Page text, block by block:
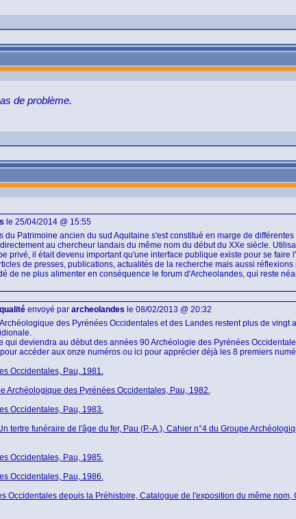
de problème.
le 25/04/2014 @ 15:55
Patrimoine ancien du sud Aquitaine s'est constitué en marge de
au chercheur landais du même nom du début du XXe siècle.
privé, il était devenu important qu'une interface publique existe pour se faire
de presses, publications, actualités de la recherche mais aussi réflexions
de ne plus alimenter en conséquence le forum d'Archeolandes, qui reste
envoyé par archeolandes le 08/02/2013 @ 20:32
des Pyrénées Occidentales et des Landes restent plus de vingt
deviendra au début des années 90 Archéologie des Pyrénées
accéder aux onze numéros ou ici pour apprécier déjà les 8 premiers
Occidentales, Pau, 1981.
Archéologique des Pyrénées Occidentales, Pau, 1982.
Occidentales, Pau, 1983.
tertre funéraire de l'âge du fer, Pau (P.-A.), Cahier n°4 du Groupe
Occidentales, Pau, 1985.
Occidentales, Pau, 1986.
Occidentales depuis la Préhistoire, Catalogue de l'exposition du même nom,